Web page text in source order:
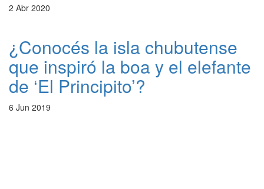
2 Abr 2020
¿Conocés la isla chubutense
que inspiró la boa y el elefante
de ‘El Principito’?
6 Jun 2019